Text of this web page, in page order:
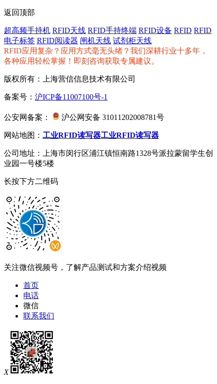
返回顶部
超高频手持机 RFID天线 RFID手持终端 RFID设备 RFID RFID
电子标签 RFID阅读器 闸机天线 试剂柜天线
RFID应用复杂？应用方式毫无头绪？我们深耕行业十多年，
各种应用轻松掌握！即刻咨询获取专属建议。
版权所有：上海营信信息技术有限公司
备案号： 沪ICP备11007100号-1
公安网备案： 沪公网安备 31011202008781号
网站地图： 工业RFID读写器工业RFID读写器
公司地址：上海市闵行区浦江镇恒南路1328号派拉蒙留学生创
业园一号楼5楼
长按下方二维码
关注微信视频号，了解产品测试和方案介绍视频
首页
电话
微信
联系我们
X